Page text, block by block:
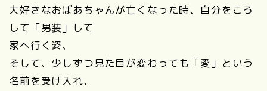
大好きなおばあちゃんが亡くなった時、自分をころ
して「男装」して
家へ行く姿、
そして、少しずつ見た目が変わっても「愛」という
名前を受け入れ、